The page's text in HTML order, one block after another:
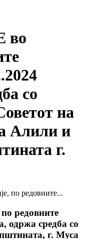
во
со
на
Алили и
г.
по редовните...
редовните
одржа средба со
г. Муса